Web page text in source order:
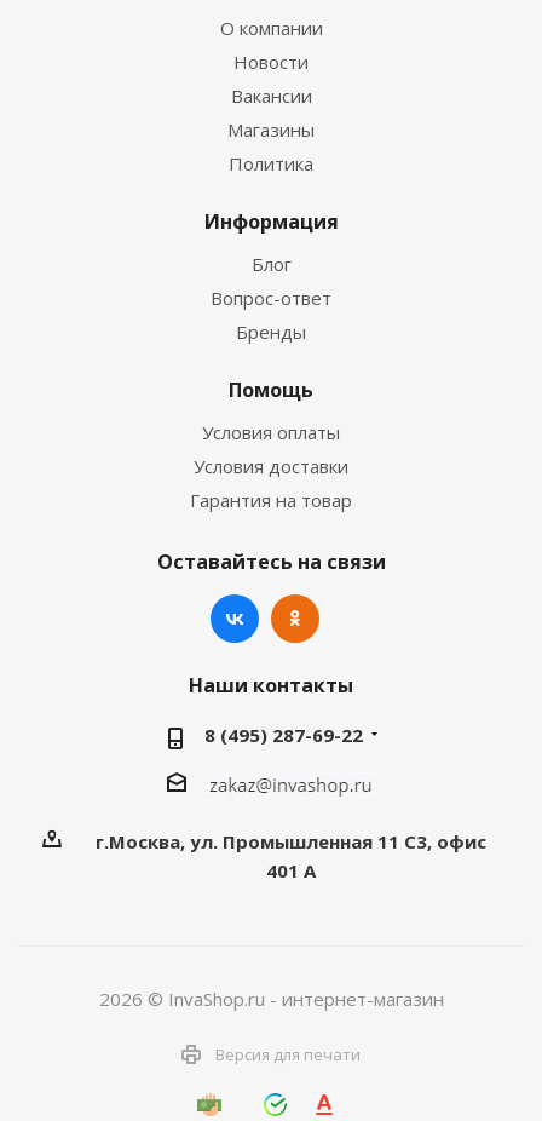
О компании
Новости
Вакансии
Магазины
Политика
Информация
Блог
Вопрос-ответ
Бренды
Помощь
Условия оплаты
Условия доставки
Гарантия на товар
Оставайтесь на связи
Наши контакты
8 (495) 287-69-22
г.Москва, ул. Промышленная 11 C3, офис
401 А
2026 © InvaShop.ru - интернет-магазин
Версия для печати